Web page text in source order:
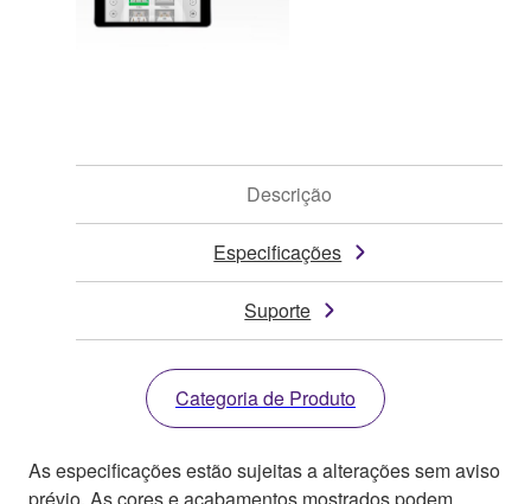
Descrição
Especificações
Suporte
Categoria de Produto
As especificações estão sujeitas a alterações sem aviso